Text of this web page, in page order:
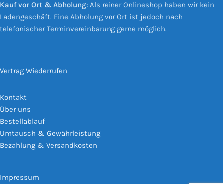
Kauf vor Ort & Abholung: Als reiner Onlineshop haben wir kein
Ladengeschäft. Eine Abholung vor Ort ist jedoch nach
telefonischer Terminvereinbarung gerne möglich.
Vertrag Wiederrufen
Kontakt
Über uns
Bestellablauf
Umtausch & Gewährleistung
Bezahlung & Versandkosten
Impressum